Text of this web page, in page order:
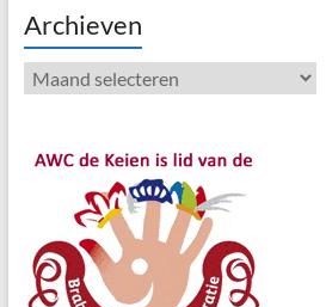
Archieven
Archieven